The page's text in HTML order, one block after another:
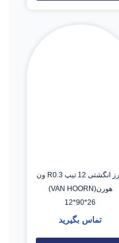
فرز انگشتی 12 تیپ R0.3 ون
هورن(VAN HOORN)
12*90*26
تماس بگیرید